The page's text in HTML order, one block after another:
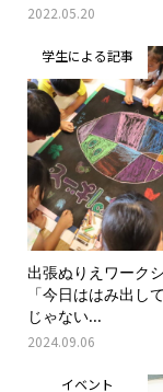
2022.05.20
学生による記事
出張ぬりえワーク
「今日ははみ出し
じゃない...
2024.09.06
イベント